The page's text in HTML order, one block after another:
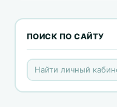
ПОИСК ПО САЙТУ